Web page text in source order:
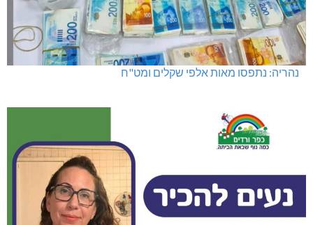
נהריה: נתפסו מאות אלפי שקלים ומט"ח